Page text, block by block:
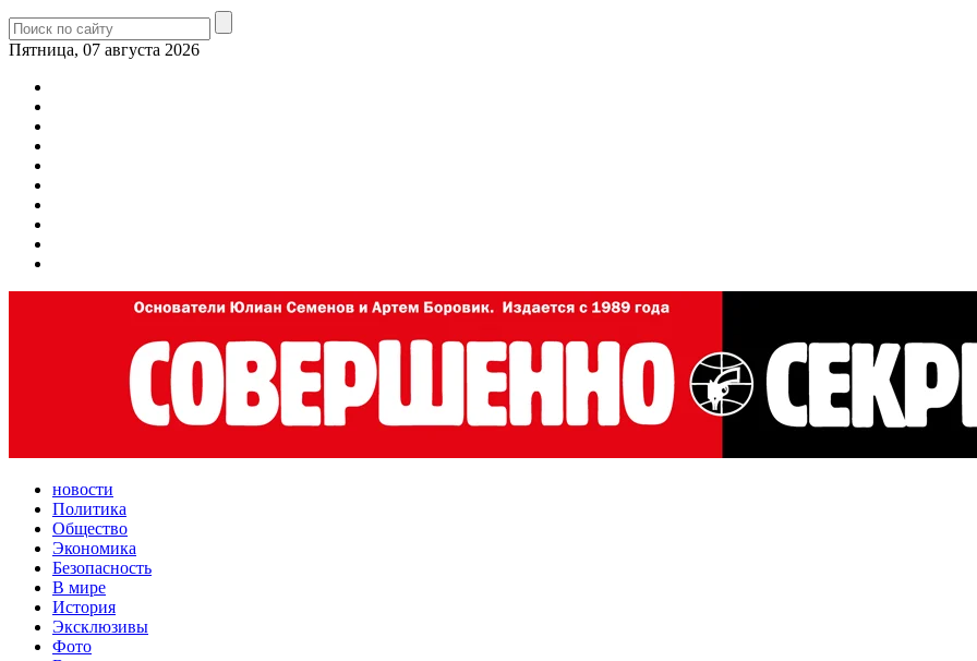
Пятница, 07 августа 2026
новости
Политика
Общество
Экономика
Безопасность
В мире
История
Эксклюзивы
Фото